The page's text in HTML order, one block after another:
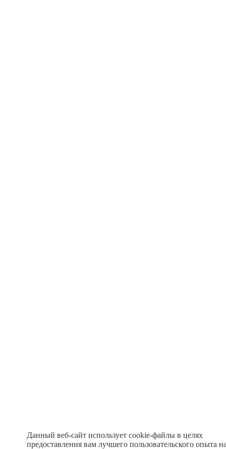
Данный веб-сайт использует cookie-файлы в целях
предоставления вам лучшего пользовательского опыта